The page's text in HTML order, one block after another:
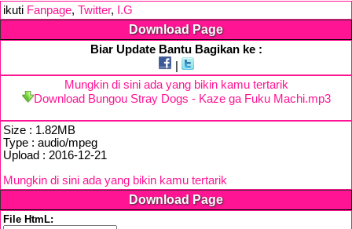
ikuti Fanpage, Twitter, I.G
Download Page
Biar Update Bantu Bagikan ke :
Mungkin di sini ada yang bikin kamu tertarik
Download Bungou Stray Dogs - Kaze ga Fuku Machi.mp3
Size : 1.82MB
Type : audio/mpeg
Upload : 2016-12-21
Mungkin di sini ada yang bikin kamu tertarik
Download Page
File HtmL: